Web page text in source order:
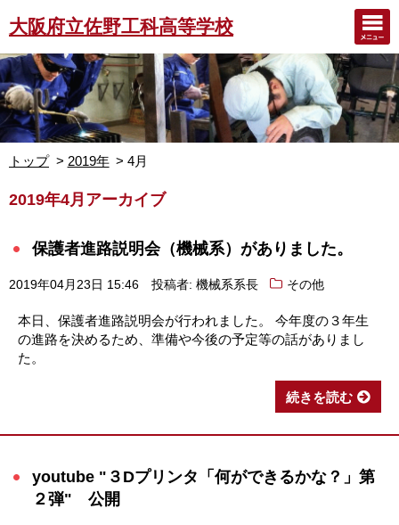
大阪府立佐野工科高等学校
トップ 2019年 4月
2019年4月アーカイブ
保護者進路説明会（機械系）がありました。
2019年04月23日 15:46 投稿者: 機械系系長 その他
本日、保護者進路説明会が行われました。 今年度の３年生
の進路を決めるため、準備や今後の予定等の話がありまし
た。
続きを読む
youtube "３Dプリンタ「何ができるかな？」第
２弾" 公開